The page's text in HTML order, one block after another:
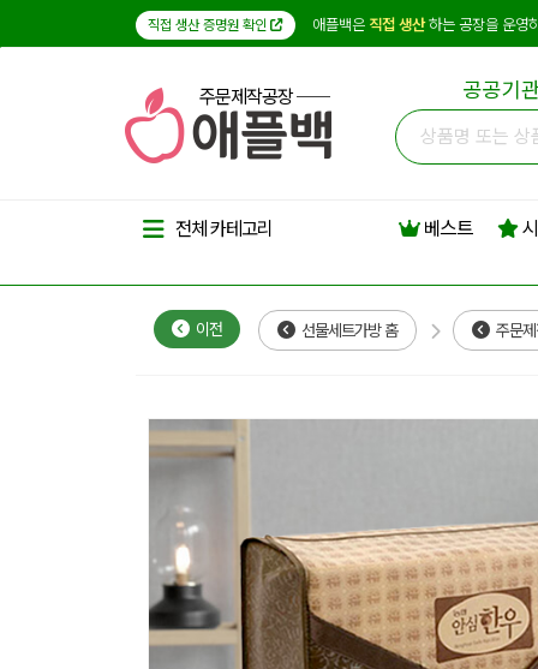
직접 생산 증명원 확인 애플백은 직접 생산하는 공장을 운영
주문제작공장 공공기
전체 카테고리 베스트
이전 선물세트가방 홈 주문